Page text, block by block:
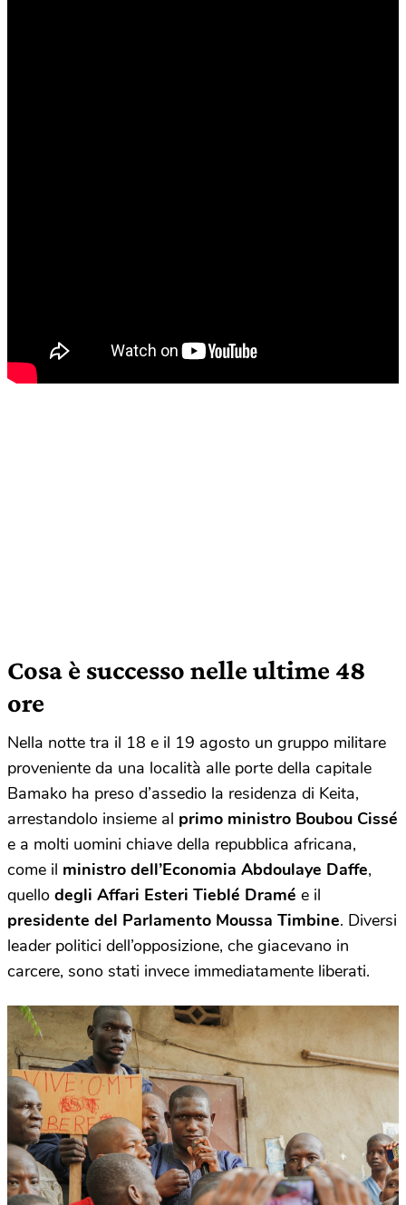
Cosa è successo nelle ultime 48
ore
Nella notte tra il 18 e il 19 agosto un gruppo militare
proveniente da una località alle porte della capitale
Bamako ha preso d’assedio la residenza di Keita,
arrestandolo insieme al primo ministro Boubou Cissé
e a molti uomini chiave della repubblica africana,
come il ministro dell’Economia Abdoulaye Daffe,
quello degli Affari Esteri Tieblé Dramé e il
presidente del Parlamento Moussa Timbine. Diversi
leader politici dell’opposizione, che giacevano in
carcere, sono stati invece immediatamente liberati.